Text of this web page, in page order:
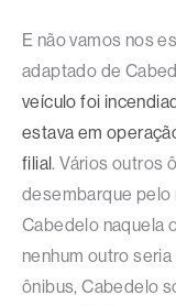
E não vamos nos
adaptado de
veículo foi
estava em
filial. Vários outros
desembarque pelo
Cabedelo naquela
nenhum outro
ônibus, Cabedelo